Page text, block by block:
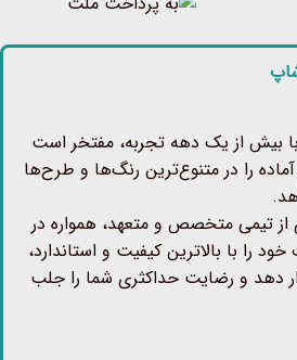
بیش از یک دهه تجربه، مفتخر است
را در متنوع‌ترین رنگ‌ها و طرح‌ها
از تیمی متخصص و متعهد، همواره در
را با بالاترین کیفیت و استاندارد،
دهد و رضایت حداکثری شما را جلب